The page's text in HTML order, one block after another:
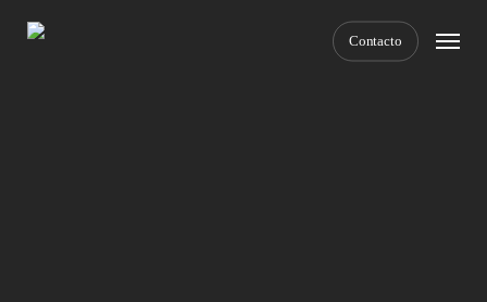
Contacto
Menu